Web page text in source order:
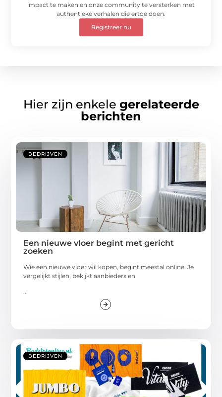
impact te maken en onze community te versterken met
authentieke verhalen die ertoe doen.
Registreer nu
Hier zijn enkele gerelateerde
berichten
BEDRIJVEN
Een nieuwe vloer begint met gericht
zoeken
Wie een nieuwe vloer wil kopen, begint meestal online. Je
vergelijkt stijlen, bekijkt aanbieders en
...
BEDRIJVEN